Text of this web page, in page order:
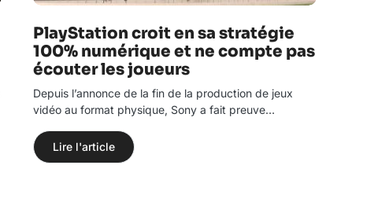
PlayStation croit en sa stratégie
100% numérique et ne compte pas
écouter les joueurs
Depuis l’annonce de la fin de la production de jeux
vidéo au format physique, Sony a fait preuve…
Lire l'article